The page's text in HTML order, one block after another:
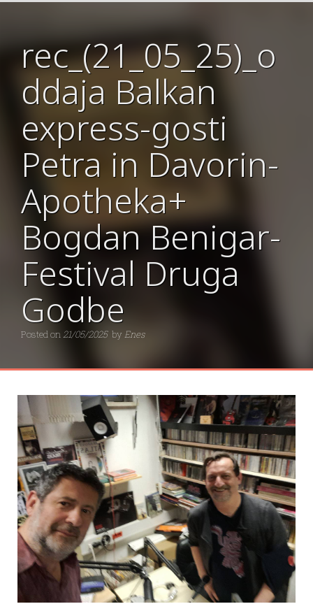
rec_(21_05_25)_o
ddaja Balkan
express-gosti
Petra in Davorin-
Apotheka+
Bogdan Benigar-
Festival Druga
Godbe
Posted on21/05/2025 by Enes